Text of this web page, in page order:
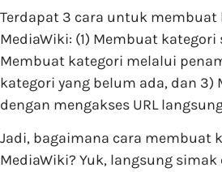
Terdapat 3 cara untuk
MediaWiki: (1) Membuat kategori
Membuat kategori melalui
kategori yang belum ada, dan 3)
dengan mengakses URL
Jadi, bagaimana cara membuat
MediaWiki? Yuk, langsung